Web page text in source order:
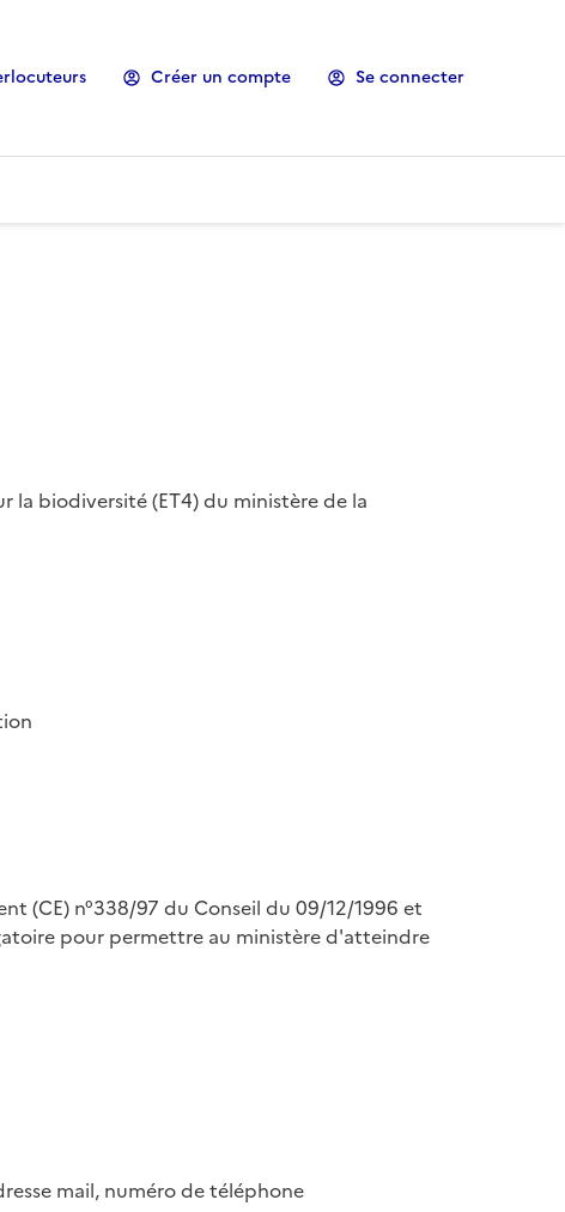
Créer un compte Se connecter
la biodiversité (ET4) du ministère de la
(CE) n°338/97 du Conseil du 09/12/1996 et
pour permettre au ministère d'atteindre
mail, numéro de téléphone